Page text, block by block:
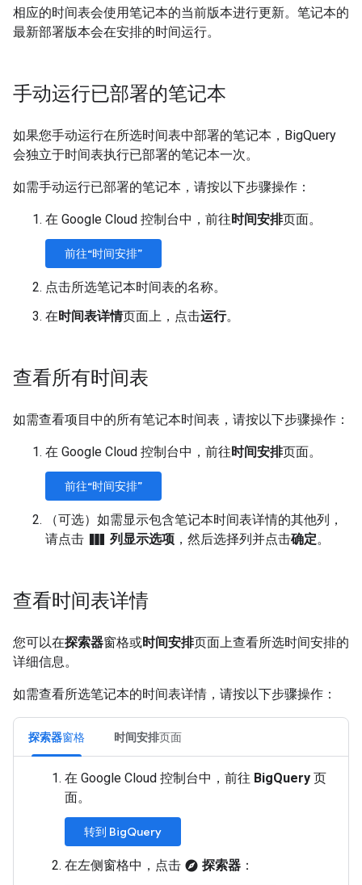
相应的时间表会使用笔记本的当前版本进行更新。笔记本的
最新部署版本会在安排的时间运行。
手动运行已部署的笔记本
如果您手动运行在所选时间表中部署的笔记本，BigQuery
会独立于时间表执行已部署的笔记本一次。
如需手动运行已部署的笔记本，请按以下步骤操作：
在 Google Cloud 控制台中，前往时间安排页面。
前往“时间安排”
点击所选笔记本时间表的名称。
在时间表详情页面上，点击运行。
查看所有时间表
如需查看项目中的所有笔记本时间表，请按以下步骤操作：
在 Google Cloud 控制台中，前往时间安排页面。
前往“时间安排”
（可选）如需显示包含笔记本时间表详情的其他列，
请点击 view_column 列显示选项 ，然后选择列并点击确定。
查看时间表详情
您可以在探索器窗格或时间安排页面上查看所选时间安排的
详细信息。
如需查看所选笔记本的时间表详情，请按以下步骤操作：
探索器窗格 时间安排页面
在 Google Cloud 控制台中，前往 BigQuery 页
面。
转到 BigQuery
在左侧窗格中，点击 explore 探索器 ：